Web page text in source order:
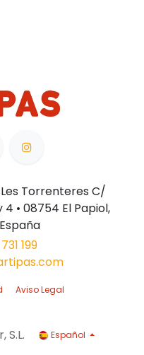
Les Torrenteres C/
• 08754 El Papiol,
199
Aviso Legal
Español